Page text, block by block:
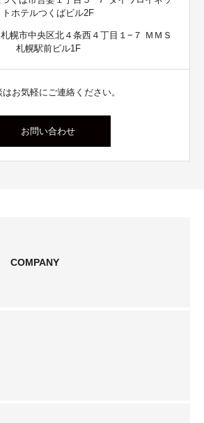
トホテルつくばビル2F
幌市中央区北４条西４丁目１−７ ＭＭＳ
札幌駅前ビル1F
はお気軽にご連絡ください。
お問い合わせ
COMPANY